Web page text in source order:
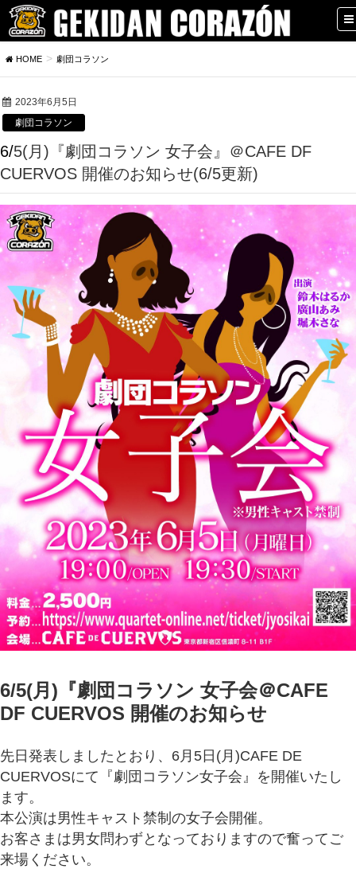
HOME 劇団コラソン
2023年6月5日
劇団コラソン
6/5(月)『劇団コラソン 女子会』＠CAFE DF
CUERVOS 開催のお知らせ(6/5更新)
6/5(月)『劇団コラソン 女子会＠CAFE
DF CUERVOS 開催のお知らせ
先日発表しましたとおり、6月5日(月)CAFE DE
CUERVOSにて『劇団コラソン女子会』を開催いたし
ます。
本公演は男性キャスト禁制の女子会開催。
お客さまは男女問わずとなっておりますので奮ってご
来場ください。